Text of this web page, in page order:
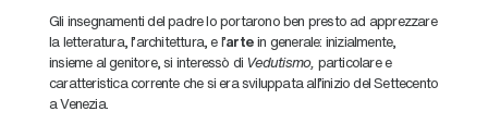
Gli insegnamenti del padre lo portarono ben presto ad apprezzare
la letteratura, l’architettura, e l’artein generale: inizialmente,
insieme al genitore, si interessò di Vedutismo, particolare e
caratteristica corrente che si era sviluppata all’inizio del Settecento
a Venezia.